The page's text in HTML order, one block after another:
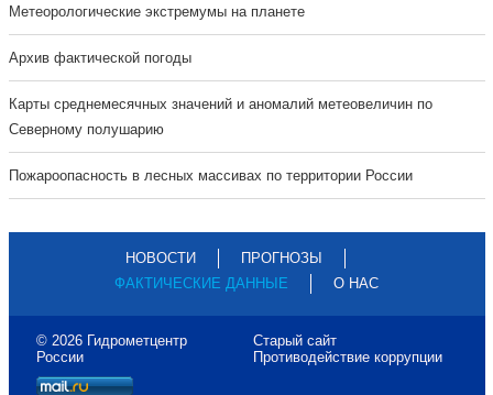
Метеорологические экстремумы на планете
Архив фактической погоды
Карты среднемесячных значений и аномалий метеовеличин по
Северному полушарию
Пожароопасность в лесных массивах по территории России
НОВОСТИ
ПРОГНОЗЫ
ФАКТИЧЕСКИЕ ДАННЫЕ
О НАС
© 2026 Гидрометцентр
России
Старый сайт
Противодействие коррупции